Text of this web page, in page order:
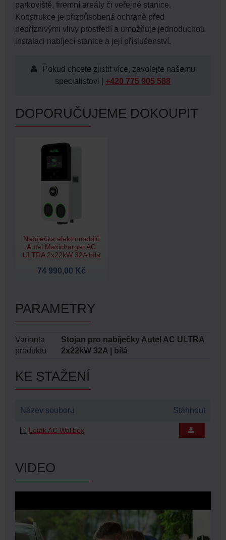
parkoviště, firemní areály či veřejné stanice.
Konstrukce je přizpůsobená ochraně před
nepříznivými vlivy prostředí a umožňuje jednoduchou
instalaci nabíjecí stanice a její příslušenství.
Pokud chcete zjistit více, zavolejte našemu
specialistovi | +420 775 905 588
DOPORUČUJEME DOKOUPIT
Nabíječka elektromobilů
Autel Maxicharger AC
ULTRA 2x22kW 32A bílá
74 990,00 Kč
PARAMETRY
Varianta
produktu
Stojan pro nabíječky Autel AC ULTRA
2x22kW 32A | bílá
KE STAŽENÍ
Název souboru Stáhnout
Leták AC Wallbox
VIDEO